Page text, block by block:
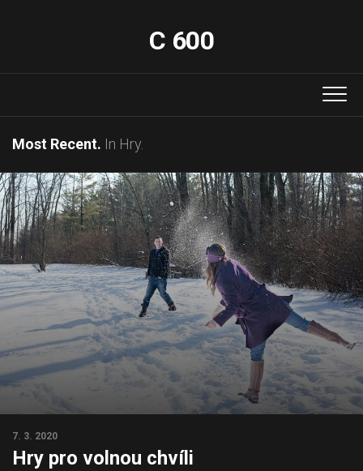
C 600
Most Recent. In Hry.
7. 3. 2020
Hry pro volnou chvíli